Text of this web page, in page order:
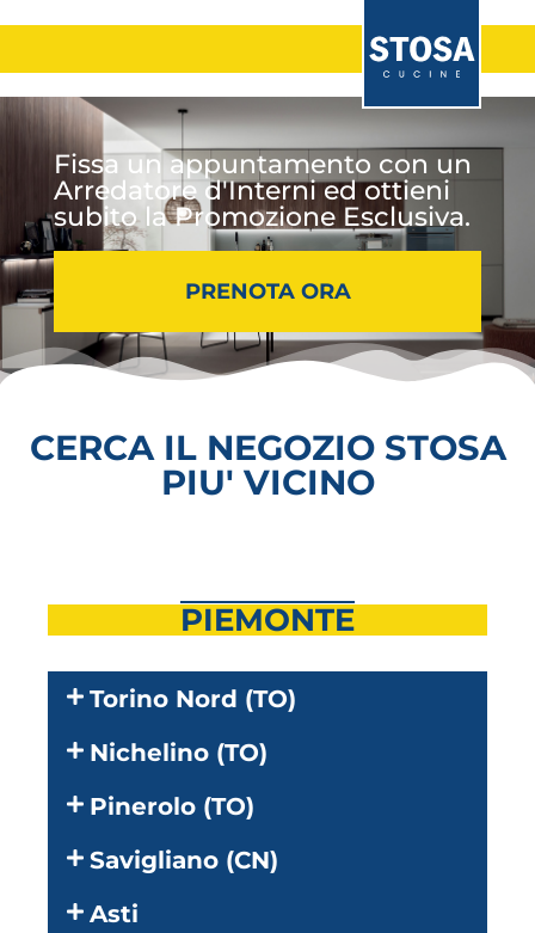
Fissa un appuntamento con un
Arredatore d'Interni ed ottieni
subito la Promozione Esclusiva.
PRENOTA ORA
CERCA IL NEGOZIO STOSA
PIU' VICINO
PIEMONTE
Torino Nord (TO)
Nichelino (TO)
Pinerolo (TO)
Savigliano (CN)
Asti